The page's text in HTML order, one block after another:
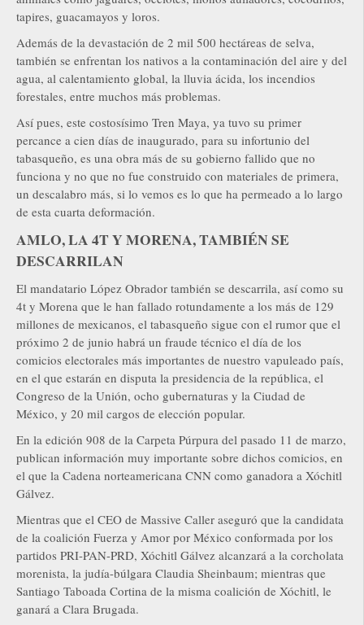
tapires, guacamayos y loros.
Además de la devastación de 2 mil 500 hectáreas de selva,
también se enfrentan los nativos a la contaminación del aire y del
agua, al calentamiento global, la lluvia ácida, los incendios
forestales, entre muchos más problemas.
Así pues, este costosísimo Tren Maya, ya tuvo su primer
percance a cien días de inaugurado, para su infortunio del
tabasqueño, es una obra más de su gobierno fallido que no
funciona y no que no fue construido con materiales de primera,
un descalabro más, si lo vemos es lo que ha permeado a lo largo
de esta cuarta deformación.
AMLO, LA 4T Y MORENA, TAMBIÉN SE
DESCARRILAN
El mandatario López Obrador también se descarrila, así como su
4t y Morena que le han fallado rotundamente a los más de 129
millones de mexicanos, el tabasqueño sigue con el rumor que el
próximo 2 de junio habrá un fraude técnico el día de los
comicios electorales más importantes de nuestro vapuleado país,
en el que estarán en disputa la presidencia de la república, el
Congreso de la Unión, ocho gubernaturas y la Ciudad de
México, y 20 mil cargos de elección popular.
En la edición 908 de la Carpeta Púrpura del pasado 11 de marzo,
publican información muy importante sobre dichos comicios, en
el que la Cadena norteamericana CNN como ganadora a Xóchitl
Gálvez.
Mientras que el CEO de Massive Caller aseguró que la candidata
de la coalición Fuerza y Amor por México conformada por los
partidos PRI-PAN-PRD, Xóchitl Gálvez alcanzará a la corcholata
morenista, la judía-búlgara Claudia Sheinbaum; mientras que
Santiago Taboada Cortina de la misma coalición de Xóchitl, le
ganará a Clara Brugada.